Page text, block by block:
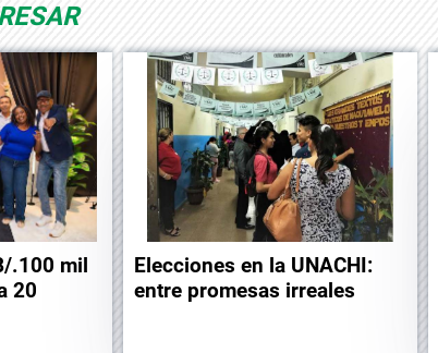
.100 mil
20
Elecciones en la UNACHI:
entre promesas irreales